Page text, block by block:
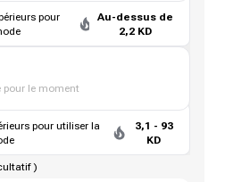
pour
Au-dessus de
2,2 KD
pour le moment
pour utiliser la
3,1 - 93
KD
)